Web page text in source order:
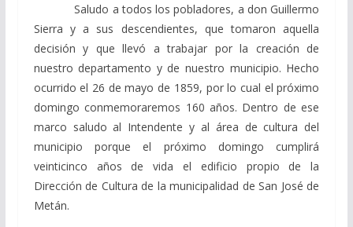
Saludo a todos los pobladores, a don Guillermo
Sierra y a sus descendientes, que tomaron aquella
decisión y que llevó a trabajar por la creación de
nuestro departamento y de nuestro municipio. Hecho
ocurrido el 26 de mayo de 1859, por lo cual el próximo
domingo conmemoraremos 160 años. Dentro de ese
marco saludo al Intendente y al área de cultura del
municipio porque el próximo domingo cumplirá
veinticinco años de vida el edificio propio de la
Dirección de Cultura de la municipalidad de San José de
Metán.